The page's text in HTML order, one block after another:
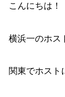
こんにちは！
横浜一のホス
関東でホスト